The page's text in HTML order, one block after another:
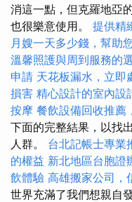
消這一點，但克羅地亞
也很樂意使用。 提供精
月嫂一天多少錢，幫助
溫馨照護與周到服務的
申請 天花板漏水，立即
損害 精心設計的室內設
按摩 餐飲設備回收推薦
下面的完整結果，以找
人群。 台北記帳士專業
的權益 新北地區台胞證
飲體驗 高雄搬家公司，
世界充滿了我們想親自